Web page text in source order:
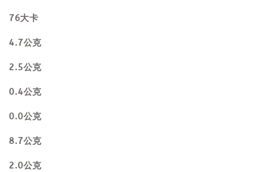
76大卡
4.7公克
2.5公克
0.4公克
0.0公克
8.7公克
2.0公克